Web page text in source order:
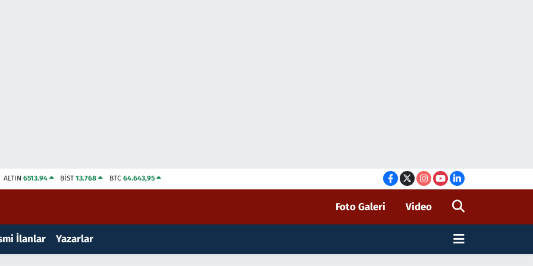
ALTIN 6513.94 BİST13.768 BTC 64.643,95
Foto Galeri Video
İlanlar Yazarlar